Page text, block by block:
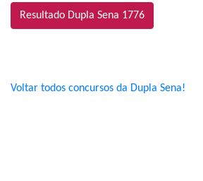
Resultado Dupla Sena 1776
Voltar todos concursos da Dupla Sena!